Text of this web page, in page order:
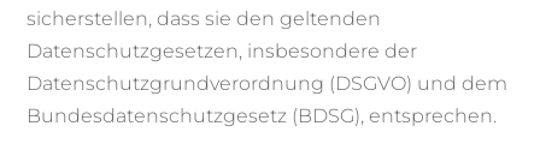
sicherstellen, dass sie den geltenden
Datenschutzgesetzen, insbesondere der
Datenschutzgrundverordnung (DSGVO) und dem
Bundesdatenschutzgesetz (BDSG), entsprechen.